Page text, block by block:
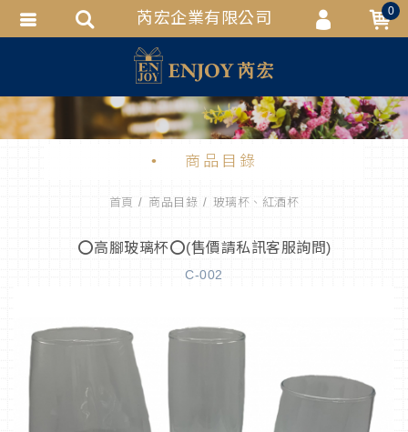
商品目錄
首頁 商品目錄 玻璃杯、紅酒杯
⭕高腳玻璃杯⭕(售價請私訊客服詢問)
C-002
芮宏企業有限公司 0
忘記密碼
訂單查詢
追蹤清單